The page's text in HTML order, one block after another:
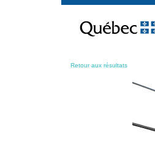
contenu
Retour aux résultats